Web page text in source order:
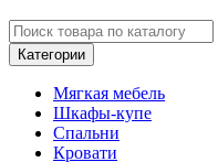
Категории
Мягкая мебель
Шкафы-купе
Спальни
Кровати